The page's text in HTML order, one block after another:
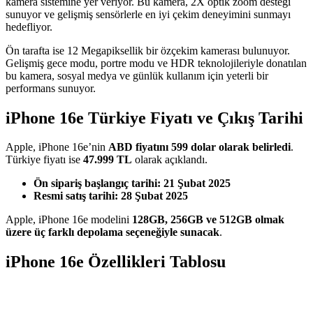
sunuyor ve gelişmiş sensörlerle en iyi çekim deneyimini sunmayı
hedefliyor.
Ön tarafta ise 12 Megapiksellik bir özçekim kamerası bulunuyor.
Gelişmiş gece modu, portre modu ve HDR teknolojileriyle donatılan
bu kamera, sosyal medya ve günlük kullanım için yeterli bir
performans sunuyor.
iPhone 16e Türkiye Fiyatı ve Çıkış Tarihi
Apple, iPhone 16e’nin ABD fiyatını 599 dolar olarak belirledi.
Türkiye fiyatı ise 47.999 TL olarak açıklandı.
Ön sipariş başlangıç tarihi: 21 Şubat 2025
Resmi satış tarihi: 28 Şubat 2025
Apple, iPhone 16e modelini 128GB, 256GB ve 512GB olmak
üzere üç farklı depolama seçeneğiyle sunacak.
iPhone 16e Özellikleri Tablosu